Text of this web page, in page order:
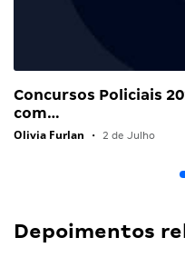
Concursos Policiais
com…
Olivia Furlan • 2 de Julho
Depoimentos